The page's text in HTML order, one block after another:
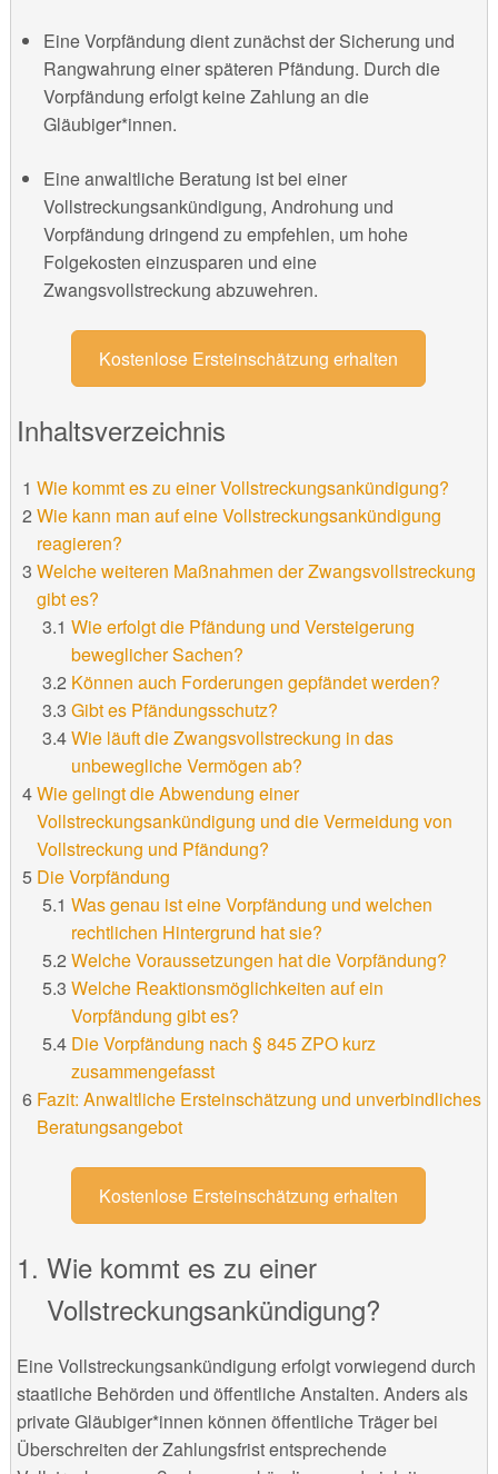
Eine Vorpfändung dient zunächst der Sicherung und
Rangwahrung einer späteren Pfändung. Durch die
Vorpfändung erfolgt keine Zahlung an die
Gläubiger*innen.
Eine anwaltliche Beratung ist bei einer
Vollstreckungsankündigung, Androhung und
Vorpfändung dringend zu empfehlen, um hohe
Folgekosten einzusparen und eine
Zwangsvollstreckung abzuwehren.
Kostenlose Ersteinschätzung erhalten
Inhaltsverzeichnis
Wie kommt es zu einer Vollstreckungsankündigung?
Wie kann man auf eine Vollstreckungsankündigung
reagieren?
Welche weiteren Maßnahmen der Zwangsvollstreckung
gibt es?
Wie erfolgt die Pfändung und Versteigerung
beweglicher Sachen?
Können auch Forderungen gepfändet werden?
Gibt es Pfändungsschutz?
Wie läuft die Zwangsvollstreckung in das
unbewegliche Vermögen ab?
Wie gelingt die Abwendung einer
Vollstreckungsankündigung und die Vermeidung von
Vollstreckung und Pfändung?
Die Vorpfändung
Was genau ist eine Vorpfändung und welchen
rechtlichen Hintergrund hat sie?
Welche Voraussetzungen hat die Vorpfändung?
Welche Reaktionsmöglichkeiten auf ein
Vorpfändung gibt es?
Die Vorpfändung nach § 845 ZPO kurz
zusammengefasst
Fazit: Anwaltliche Ersteinschätzung und unverbindliches
Beratungsangebot
Kostenlose Ersteinschätzung erhalten
Wie kommt es zu einer
Vollstreckungsankündigung?
Eine Vollstreckungsankündigung erfolgt vorwiegend durch
staatliche Behörden und öffentliche Anstalten. Anders als
private Gläubiger*innen können öffentliche Träger bei
Überschreiten der Zahlungsfrist entsprechende